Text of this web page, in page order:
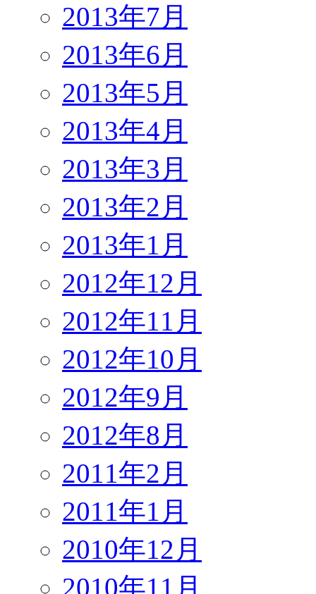
2013年7月
2013年6月
2013年5月
2013年4月
2013年3月
2013年2月
2013年1月
2012年12月
2012年11月
2012年10月
2012年9月
2012年8月
2011年2月
2011年1月
2010年12月
2010年11月